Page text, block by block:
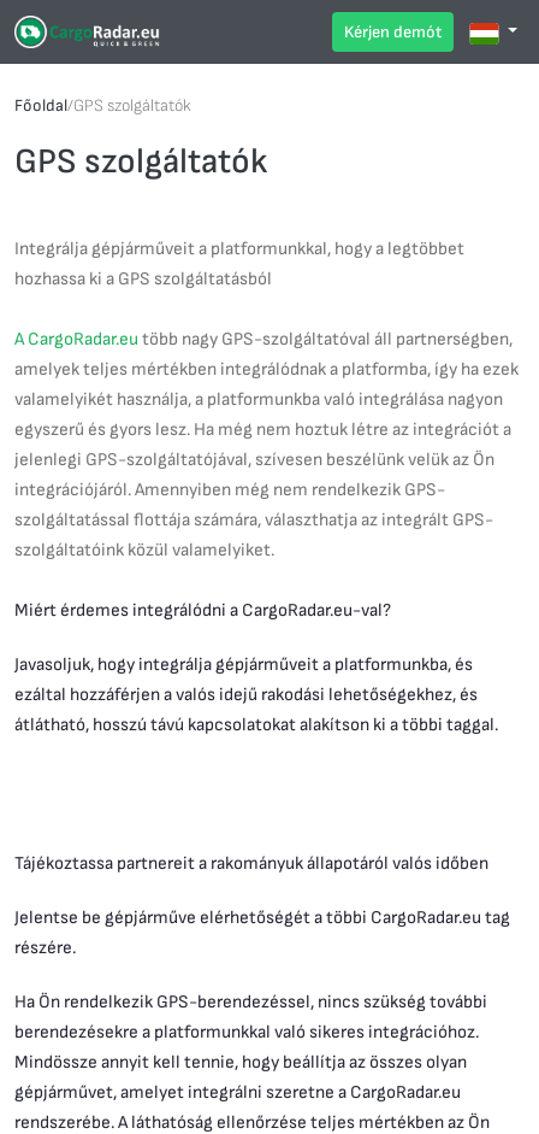
Kérjen demót
Főoldal/GPS szolgáltatók
GPS szolgáltatók
Integrálja gépjárműveit a platformunkkal, hogy a legtöbbet
hozhassa ki a GPS szolgáltatásból
A CargoRadar.eu több nagy GPS-szolgáltatóval áll partnerségben,
amelyek teljes mértékben integrálódnak a platformba, így ha ezek
valamelyikét használja, a platformunkba való integrálása nagyon
egyszerű és gyors lesz. Ha még nem hoztuk létre az integrációt a
jelenlegi GPS-szolgáltatójával, szívesen beszélünk velük az Ön
integrációjáról. Amennyiben még nem rendelkezik GPS-
szolgáltatással flottája számára, választhatja az integrált GPS-
szolgáltatóink közül valamelyiket.
Miért érdemes integrálódni a CargoRadar.eu-val?
Javasoljuk, hogy integrálja gépjárműveit a platformunkba, és
ezáltal hozzáférjen a valós idejű rakodási lehetőségekhez, és
átlátható, hosszú távú kapcsolatokat alakítson ki a többi taggal.
Tájékoztassa partnereit a rakományuk állapotáról valós időben
Jelentse be gépjárműve elérhetőségét a többi CargoRadar.eu tag
részére.
Ha Ön rendelkezik GPS-berendezéssel, nincs szükség további
berendezésekre a platformunkkal való sikeres integrációhoz.
Mindössze annyit kell tennie, hogy beállítja az összes olyan
gépjárművet, amelyet integrálni szeretne a CargoRadar.eu
rendszerébe. A láthatóság ellenőrzése teljes mértékben az Ön